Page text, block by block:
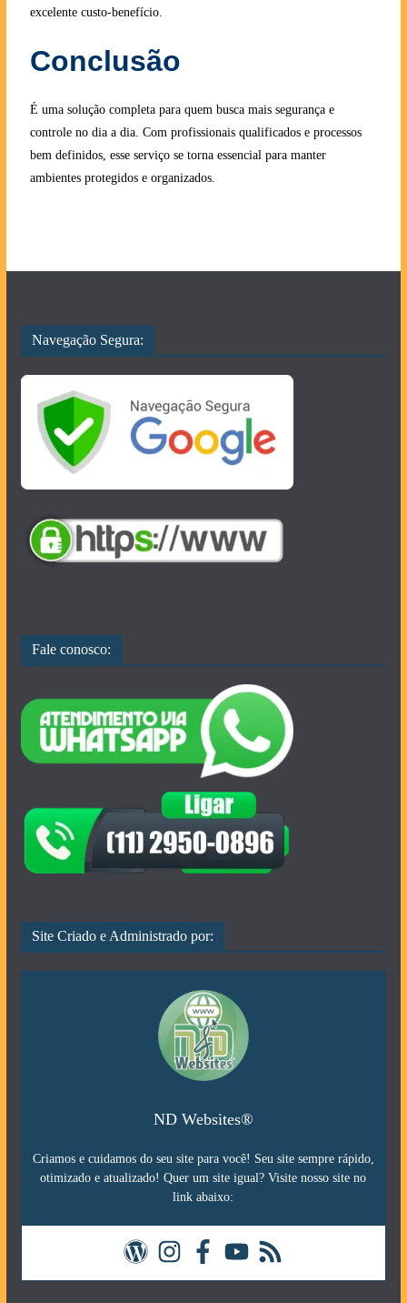
excelente custo-benefício.
Conclusão
É uma solução completa para quem busca mais segurança e
controle no dia a dia. Com profissionais qualificados e processos
bem definidos, esse serviço se torna essencial para manter
ambientes protegidos e organizados.
Navegação Segura:
Fale conosco:
Site Criado e Administrado por:
ND Websites®
Criamos e cuidamos do seu site para você! Seu site sempre rápido,
otimizado e atualizado! Quer um site igual? Visite nosso site no
link abaixo: